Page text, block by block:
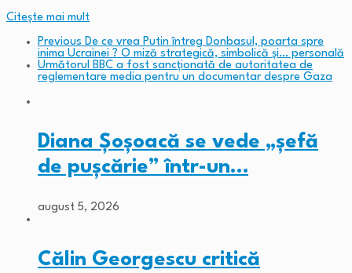
Citeşte mai mult
Previous De ce vrea Putin întreg Donbasul, poarta spre
inima Ucrainei ? O miză strategică, simbolică și… personală
Următorul
BBC a fost sancționată de autoritatea de
reglementare media pentru un documentar despre Gaza
Diana Șoșoacă se vede „șefă
de pușcărie” într-un…
august 5, 2026
Călin Georgescu critică